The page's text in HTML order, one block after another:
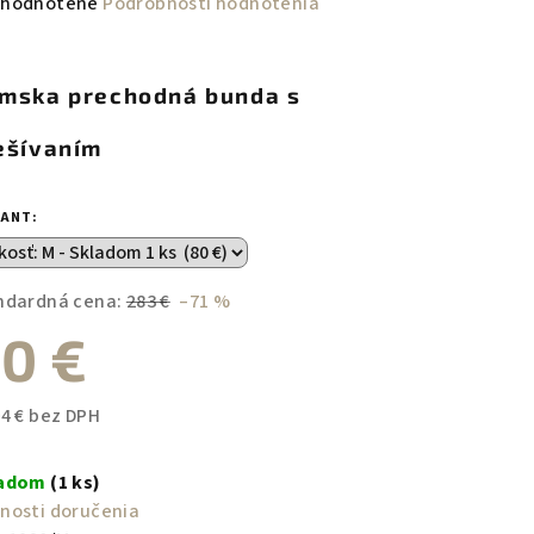
prechodná bunda s
cena: 283 € –71 %
€
€ bez DPH
(1 ks)
doručenia